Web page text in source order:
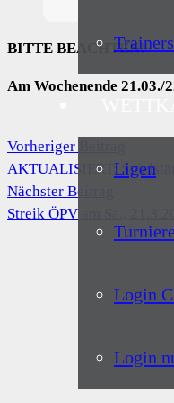
Ligen
Turniere
Login
Login
BITTE BEACHTEN!
Am Wochenende
Vorheriger Beitrag
AKTUALISIERT:
Nächster Beitrag
Streik ÖPV am Sa.,